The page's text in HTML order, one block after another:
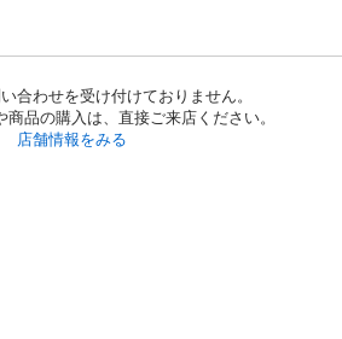
合わせを受け付けておりません。
品の購入は、直接ご来店ください。
店舗情報をみる